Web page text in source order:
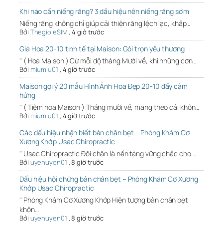
Khi nào cần niềng răng? 3 dấu hiệu nên niềng răng sớm
Niềng răng không chỉ giúp cải thiện răng lệch lạc, khấp…
Bởi ThegioieSIM,4 giờ trước
Giá Hoa 20-10 tinh tế tại Maison: Gói trọn yêu thương
" ( Hoa Maison ) Cứ mỗi độ tháng Mười về, khi những cơn…
Bởi miumiu01 , 4 giờ trước
Maison gợi ý 20 mẫu Hình Ảnh Hoa Đẹp 20-10 đầy cảm
hứng
" ( Tiệm hoa Maison ) Tháng mười về, mang theo cái khôn…
Bởi miumiu01 , 4 giờ trước
Các dấu hiệu nhận biết bàn chân bẹt – Phòng Khám Cơ
Xương Khớp Usac Chiropractic
" Usac Chiropractic Đôi chân là nền tảng vững chắc cho …
Bởi uyenuyen01 ,8 giờ trước
Dấu hiệu hội chứng bàn chân bẹt – Phòng Khám Cơ Xương
Khớp Usac Chiropractic
" Phòng Khám Cơ Xương Khớp Hiện tượng bàn chân bẹt
khôn…
Bởi uyenuyen01 ,8 giờ trước